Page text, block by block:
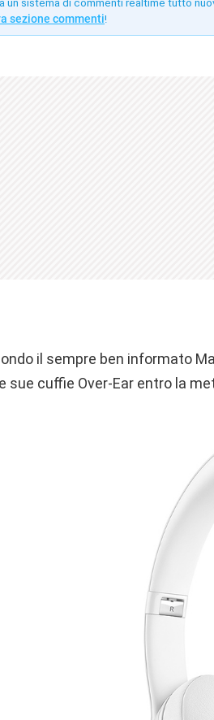
sezione commenti!
il sempre ben informato
sue cuffie Over-Ear entro la